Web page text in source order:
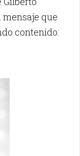
mensaje que
contenido: